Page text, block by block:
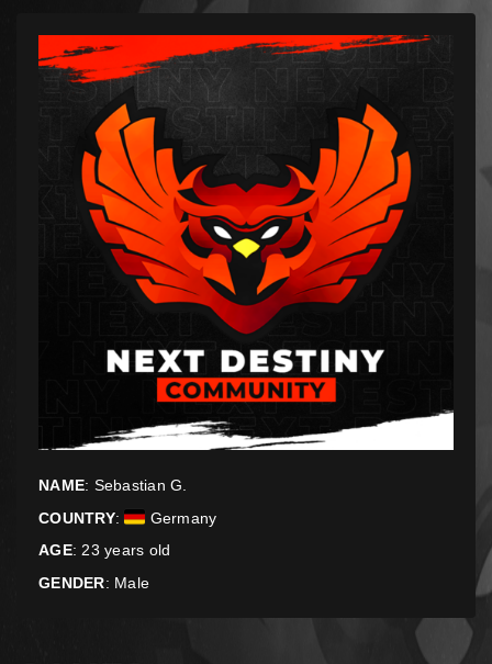
NAME: Sebastian G.
COUNTRY:
Germany
AGE: 23 years old
GENDER: Male